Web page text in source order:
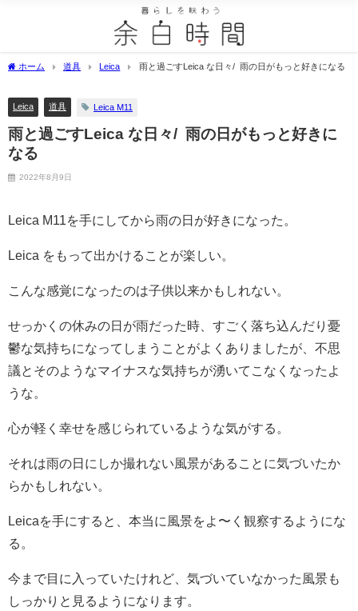
ホーム 道具 Leica 雨と過ごすLeica な日々/ 雨の日がもっと好きになる
Leica 道具 Leica M11
雨と過ごすLeica な日々/ 雨の日がもっと好きに
なる
2022年8月9日
Leica M11を手にしてから雨の日が好きになった。
Leica をもって出かけることが楽しい。
こんな感覚になったのは子供以来かもしれない。
せっかくの休みの日が雨だった時、すごく落ち込んだり憂
鬱な気持ちになってしまうことがよくありましたが、不思
議とそのようなマイナスな気持ちが湧いてこなくなったよ
うな。
心が軽く幸せを感じられているような気がする。
それは雨の日にしか撮れない風景があることに気づいたか
らかもしれない。
Leicaを手にすると、本当に風景をよ〜く観察するようにな
る。
今まで目に入っていたけれど、気づいていなかった風景も
しっかりと見るようになります。